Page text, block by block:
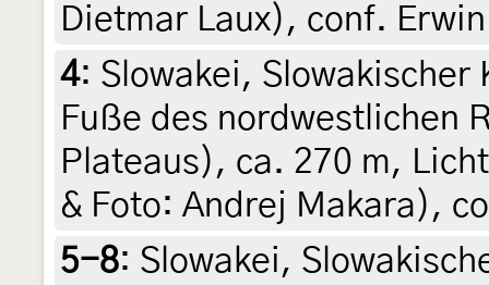
Dietmar Laux), conf.
4: Slowakei,
Fuße des nordwestlichen
Plateaus), ca. 270 m,
& Foto: Andrej Makara),
5-8: Slowakei,